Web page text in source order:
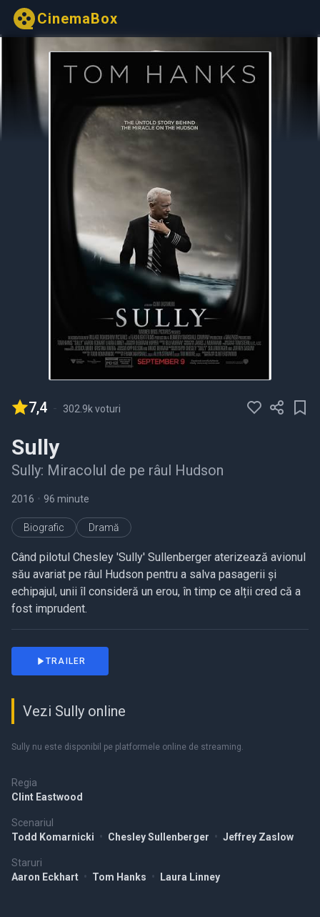
CinemaBox
7,4 - 302.9k voturi
Sully
Sully: Miracolul de pe râul Hudson
2016 • 96 minute
Biografic Dramă
Când pilotul Chesley 'Sully' Sullenberger aterizează avionul
său avariat pe râul Hudson pentru a salva pasagerii și
echipajul, unii îl consideră un erou, în timp ce alții cred că a
fost imprudent.
Regia
Clint Eastwood
Scenariul
Todd Komarnicki • Chesley Sullenberger • Jeffrey Zaslow
Staruri
Aaron Eckhart • Tom Hanks • Laura Linney
TRAILER
Vezi Sully online
Sully nu este disponibil pe platformele online de streaming.